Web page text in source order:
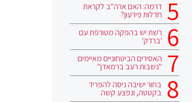
דרמה: האם ארה"ב לקראת
חדלות פירעון?
רשת יש בהפקה מטורפת עם
'ברדק'
האסירים הביטחוניים מאיימים:
"נשבות רעב ברמאדן"
בחור ישיבה ניסה להפריד
בקטטה, ונפצע קשה